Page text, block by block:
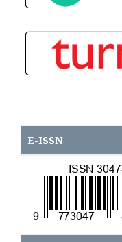
E-ISSN